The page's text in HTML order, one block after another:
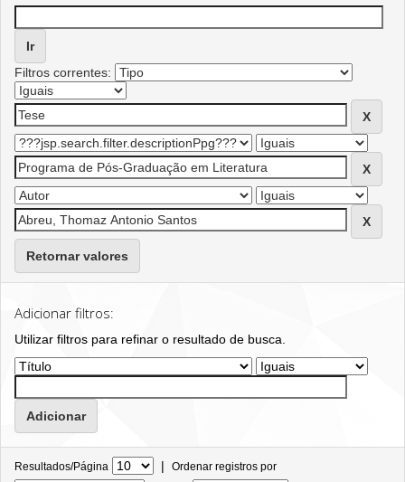
Filtros correntes:
Retornar valores
Adicionar filtros:
Utilizar filtros para refinar o resultado de busca.
Resultados/Página | Ordenar registros por